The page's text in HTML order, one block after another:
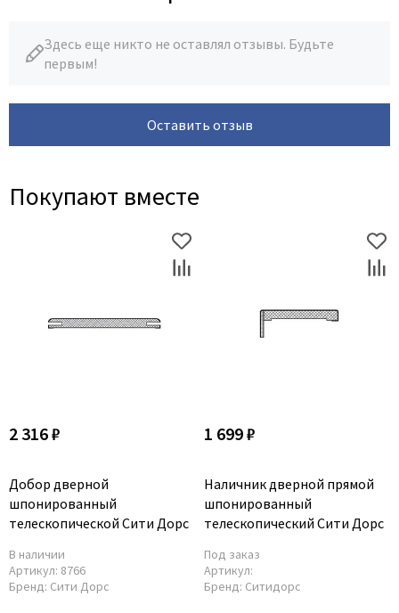
Здесь еще никто не оставлял отзывы. Будьте
первым!
Оставить отзыв
Покупают вместе
2 316 ₽
Добор дверной
шпонированный
телескопической Сити Дорс
В наличии
Артикул: 8766
Бренд: Сити Дорс
1 699 ₽
Наличник дверной прямой
шпонированный
телескопический Сити Дорс
Под заказ
Артикул:
Бренд: Ситидорс